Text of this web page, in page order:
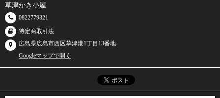
草津かき小屋
0822779321
特定商取引法
広島県広島市西区草津港1丁目13番地
Googleマップで開く